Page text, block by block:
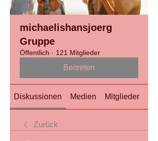
michaelishansjoerg
Gruppe
Öffentlich · 121 Mitglieder
Beitreten
Diskussionen Medien Mitglieder
Zurück